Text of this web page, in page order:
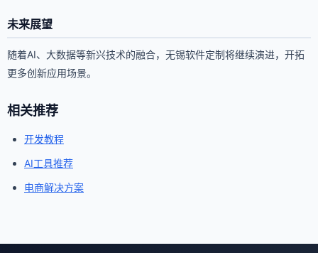
未来展望
随着AI、大数据等新兴技术的融合，无锡软件定制将继续演进，开拓
更多创新应用场景。
相关推荐
开发教程
AI工具推荐
电商解决方案